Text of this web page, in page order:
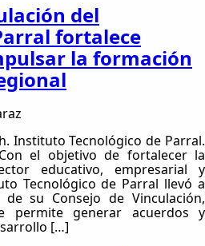
del
fortalece
la formación
Instituto Tecnológico de Parral.
el objetivo de fortalecer la
educativo, empresarial y
Tecnológico de Parral llevó a
su Consejo de Vinculación,
permite generar acuerdos y
[…]